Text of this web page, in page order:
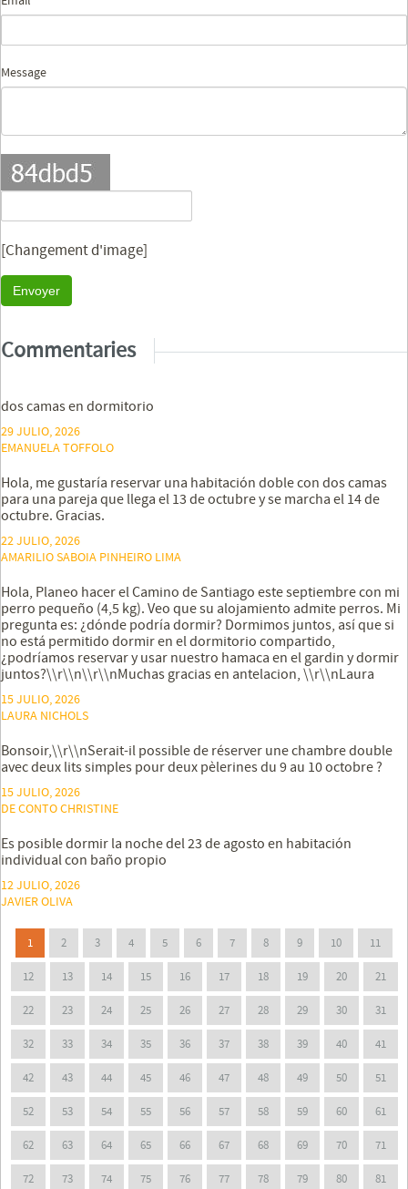
Message
[Changement d'image]
Envoyer
Commentaries
dos camas en dormitorio
29 JULIO, 2026
EMANUELA TOFFOLO
Hola, me gustaría reservar una habitación doble con dos camas
para una pareja que llega el 13 de octubre y se marcha el 14 de
octubre. Gracias.
22 JULIO, 2026
AMARILIO SABOIA PINHEIRO LIMA
Hola, Planeo hacer el Camino de Santiago este septiembre con mi
perro pequeño (4,5 kg). Veo que su alojamiento admite perros. Mi
pregunta es: ¿dónde podría dormir? Dormimos juntos, así que si
no está permitido dormir en el dormitorio compartido,
¿podríamos reservar y usar nuestro hamaca en el gardin y dormir
juntos?\\r\\n\\r\\nMuchas gracias en antelacion, \\r\\nLaura
15 JULIO, 2026
LAURA NICHOLS
Bonsoir,\\r\\nSerait-il possible de réserver une chambre double
avec deux lits simples pour deux pèlerines du 9 au 10 octobre ?
15 JULIO, 2026
DE CONTO CHRISTINE
Es posible dormir la noche del 23 de agosto en habitación
individual con baño propio
12 JULIO, 2026
JAVIER OLIVA
1 2 3 4 5 6 7 8 9 10 11
12 13 14 15 16 17 18 19 20 21
22 23 24 25 26 27 28 29 30 31
32 33 34 35 36 37 38 39 40 41
42 43 44 45 46 47 48 49 50 51
52 53 54 55 56 57 58 59 60 61
62 63 64 65 66 67 68 69 70 71
72 73 74 75 76 77 78 79 80 81